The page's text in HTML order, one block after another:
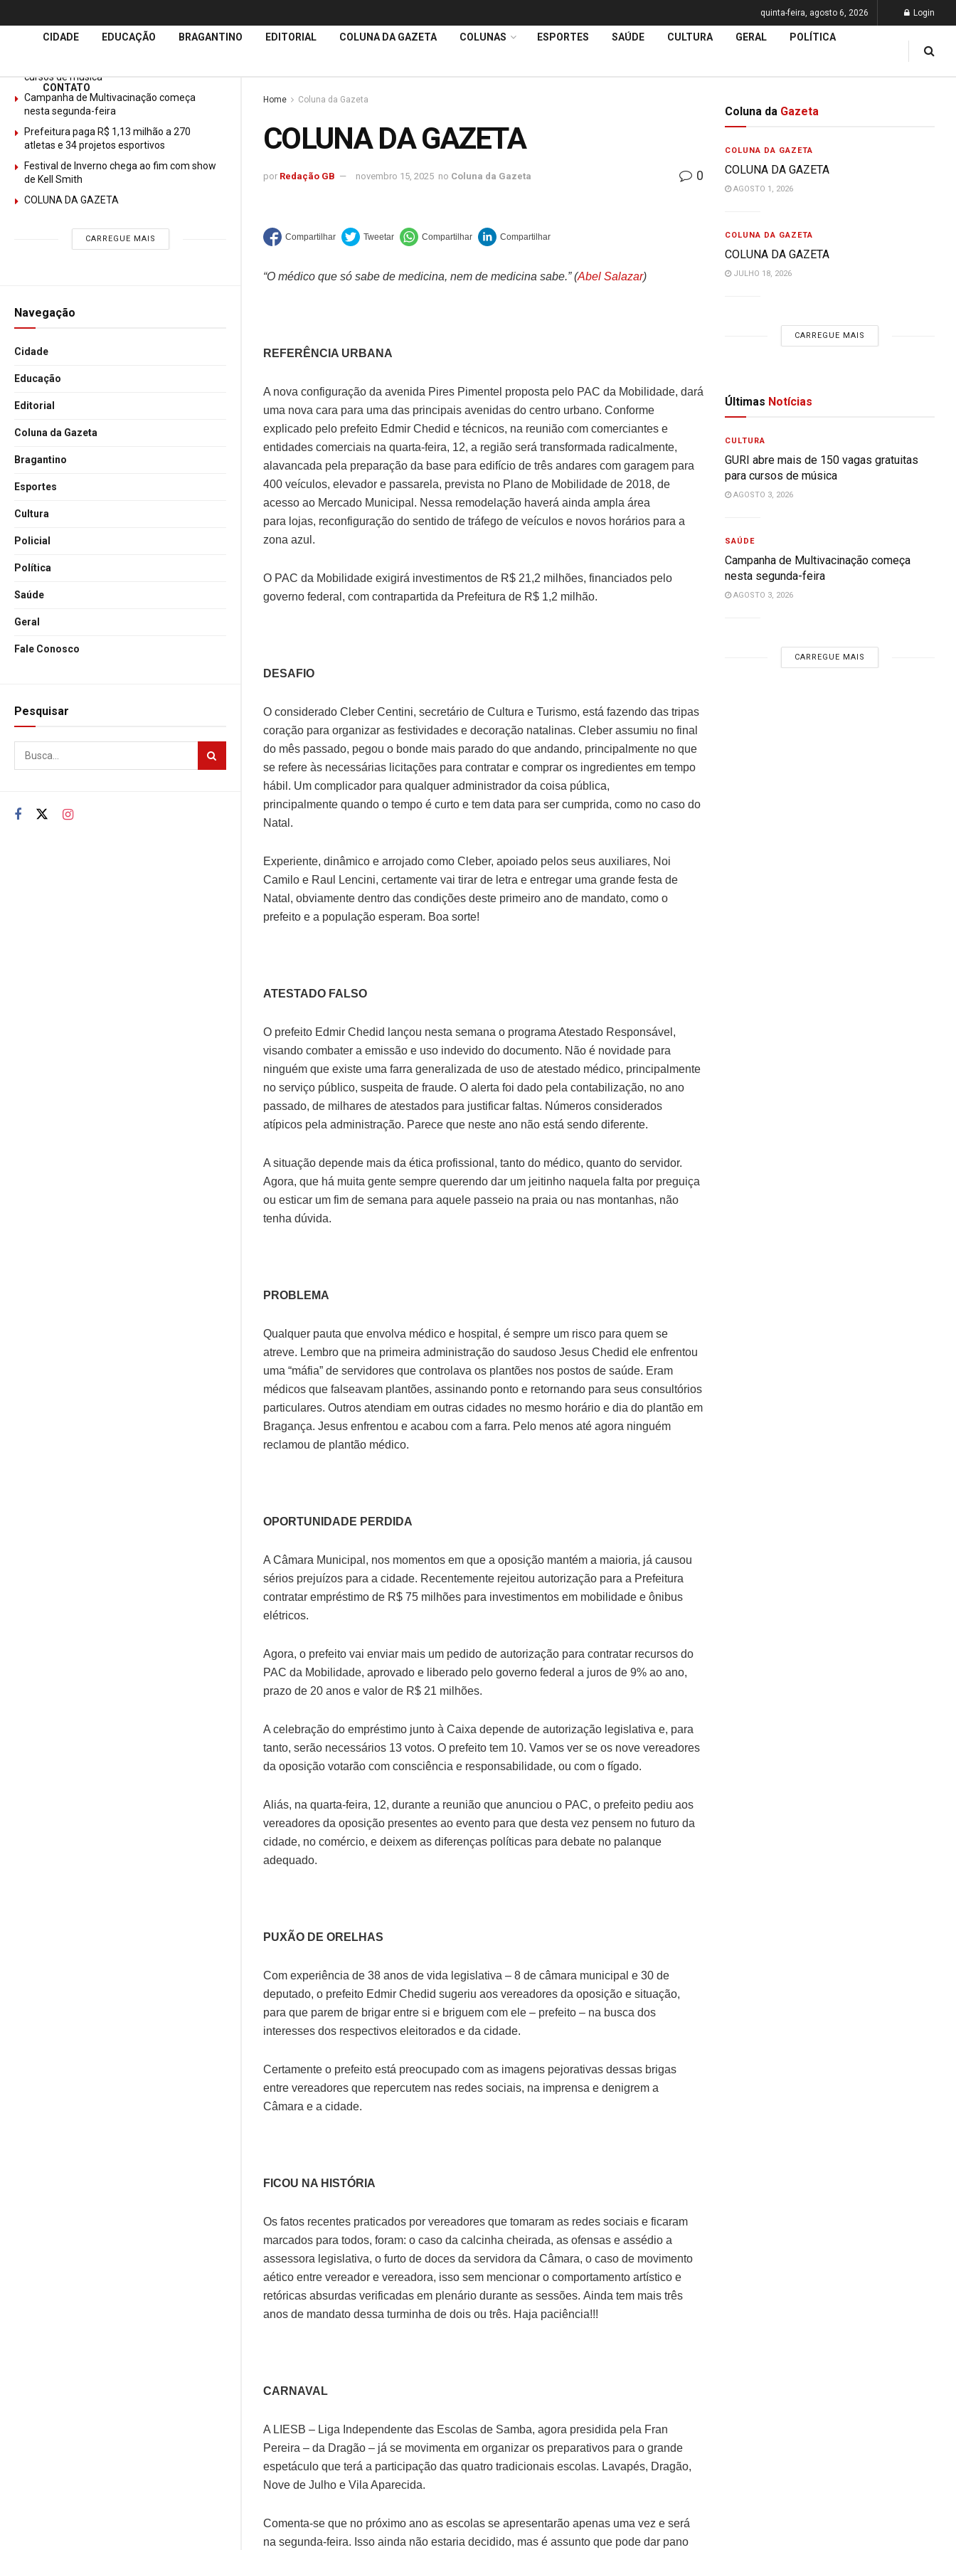
ÚltimasNotícias
cursos de música
Campanha de Multivacinação começa
nesta segunda-feira
Prefeitura paga R$ 1,13 milhão a 270
atletas e 34 projetos esportivos
Festival de Inverno chega ao fim com show
de Kell Smith
COLUNA DA GAZETA
CARREGUE MAIS
Navegação
Cidade
Educação
Editorial
Coluna da Gazeta
Bragantino
Esportes
Cultura
Policial
Política
Saúde
Geral
Fale Conosco
Pesquisar
quinta-feira, agosto 6, 2026 Login
CIDADE EDUCAÇÃO BRAGANTINO EDITORIAL COLUNA DA GAZETA COLUNAS ESPORTES SAÚDE CULTURA GERAL POLÍTICA
CONTATO
Home Coluna da Gazeta
COLUNA DA GAZETA
por Redação GB novembro 15, 2025 no Coluna da Gazeta 0
“O médico que só sabe de medicina, nem de medicina sabe.” (Abel Salazar)
REFERÊNCIA URBANA
A nova configuração da avenida Pires Pimentel proposta pelo PAC da Mobilidade, dará
uma nova cara para uma das principais avenidas do centro urbano. Conforme
explicado pelo prefeito Edmir Chedid e técnicos, na reunião com comerciantes e
entidades comerciais na quarta-feira, 12, a região será transformada radicalmente,
alavancada pela preparação da base para edifício de três andares com garagem para
400 veículos, elevador e passarela, prevista no Plano de Mobilidade de 2018, de
acesso ao Mercado Municipal. Nessa remodelação haverá ainda ampla área
para lojas, reconfiguração do sentido de tráfego de veículos e novos horários para a
zona azul.
O PAC da Mobilidade exigirá investimentos de R$ 21,2 milhões, financiados pelo
governo federal, com contrapartida da Prefeitura de R$ 1,2 milhão.
DESAFIO
O considerado Cleber Centini, secretário de Cultura e Turismo, está fazendo das tripas
coração para organizar as festividades e decoração natalinas. Cleber assumiu no final
do mês passado, pegou o bonde mais parado do que andando, principalmente no que
se refere às necessárias licitações para contratar e comprar os ingredientes em tempo
hábil. Um complicador para qualquer administrador da coisa pública,
principalmente quando o tempo é curto e tem data para ser cumprida, como no caso do
Natal.
Experiente, dinâmico e arrojado como Cleber, apoiado pelos seus auxiliares, Noi
Camilo e Raul Lencini, certamente vai tirar de letra e entregar uma grande festa de
Natal, obviamente dentro das condições deste primeiro ano de mandato, como o
prefeito e a população esperam. Boa sorte!
ATESTADO FALSO
O prefeito Edmir Chedid lançou nesta semana o programa Atestado Responsável,
visando combater a emissão e uso indevido do documento. Não é novidade para
ninguém que existe uma farra generalizada de uso de atestado médico, principalmente
no serviço público, suspeita de fraude. O alerta foi dado pela contabilização, no ano
passado, de milhares de atestados para justificar faltas. Números considerados
atípicos pela administração. Parece que neste ano não está sendo diferente.
A situação depende mais da ética profissional, tanto do médico, quanto do servidor.
Agora, que há muita gente sempre querendo dar um jeitinho naquela falta por preguiça
ou esticar um fim de semana para aquele passeio na praia ou nas montanhas, não
tenha dúvida.
PROBLEMA
Qualquer pauta que envolva médico e hospital, é sempre um risco para quem se
atreve. Lembro que na primeira administração do saudoso Jesus Chedid ele enfrentou
uma “máfia” de servidores que controlava os plantões nos postos de saúde. Eram
médicos que falseavam plantões, assinando ponto e retornando para seus consultórios
particulares. Outros atendiam em outras cidades no mesmo horário e dia do plantão em
Bragança. Jesus enfrentou e acabou com a farra. Pelo menos até agora ninguém
reclamou de plantão médico.
OPORTUNIDADE PERDIDA
A Câmara Municipal, nos momentos em que a oposição mantém a maioria, já causou
sérios prejuízos para a cidade. Recentemente rejeitou autorização para a Prefeitura
contratar empréstimo de R$ 75 milhões para investimentos em mobilidade e ônibus
elétricos.
Agora, o prefeito vai enviar mais um pedido de autorização para contratar recursos do
PAC da Mobilidade, aprovado e liberado pelo governo federal a juros de 9% ao ano,
prazo de 20 anos e valor de R$ 21 milhões.
A celebração do empréstimo junto à Caixa depende de autorização legislativa e, para
tanto, serão necessários 13 votos. O prefeito tem 10. Vamos ver se os nove vereadores
da oposição votarão com consciência e responsabilidade, ou com o fígado.
Aliás, na quarta-feira, 12, durante a reunião que anunciou o PAC, o prefeito pediu aos
vereadores da oposição presentes ao evento para que desta vez pensem no futuro da
cidade, no comércio, e deixem as diferenças políticas para debate no palanque
adequado.
PUXÃO DE ORELHAS
Com experiência de 38 anos de vida legislativa – 8 de câmara municipal e 30 de
deputado, o prefeito Edmir Chedid sugeriu aos vereadores da oposição e situação,
para que parem de brigar entre si e briguem com ele – prefeito – na busca dos
interesses dos respectivos eleitorados e da cidade.
Certamente o prefeito está preocupado com as imagens pejorativas dessas brigas
entre vereadores que repercutem nas redes sociais, na imprensa e denigrem a
Câmara e a cidade.
FICOU NA HISTÓRIA
Os fatos recentes praticados por vereadores que tomaram as redes sociais e ficaram
marcados para todos, foram: o caso da calcinha cheirada, as ofensas e assédio a
assessora legislativa, o furto de doces da servidora da Câmara, o caso de movimento
aético entre vereador e vereadora, isso sem mencionar o comportamento artístico e
retóricas absurdas verificadas em plenário durante as sessões. Ainda tem mais três
anos de mandato dessa turminha de dois ou três. Haja paciência!!!
CARNAVAL
A LIESB – Liga Independente das Escolas de Samba, agora presidida pela Fran
Pereira – da Dragão – já se movimenta em organizar os preparativos para o grande
espetáculo que terá a participação das quatro tradicionais escolas. Lavapés, Dragão,
Nove de Julho e Vila Aparecida.
Comenta-se que no próximo ano as escolas se apresentarão apenas uma vez e será
na segunda-feira. Isso ainda não estaria decidido, mas é assunto que pode dar pano
Coluna da Gazeta
COLUNA DA GAZETA
COLUNA DA GAZETA
AGOSTO 1, 2026
COLUNA DA GAZETA
COLUNA DA GAZETA
JULHO 18, 2026
CARREGUE MAIS
Últimas Notícias
CULTURA
GURI abre mais de 150 vagas gratuitas
para cursos de música
AGOSTO 3, 2026
SAÚDE
Campanha de Multivacinação começa
nesta segunda-feira
AGOSTO 3, 2026
CARREGUE MAIS